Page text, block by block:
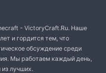
- VictoryCraft.Ru. Наше
и гордится тем, что
обсуждение среди
Мы работаем каждый день,
лучших.